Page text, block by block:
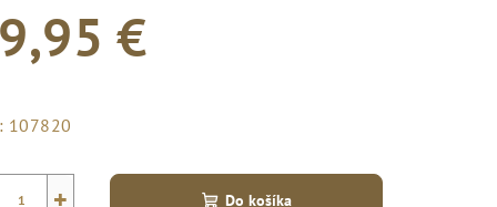
€
107820
+ Do košíka